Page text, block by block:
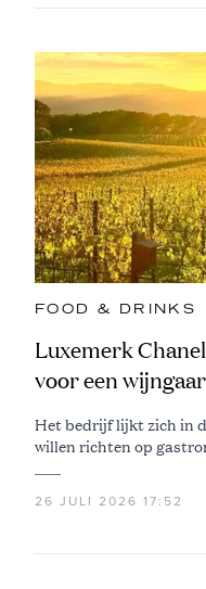
FOOD & DRINKS
Luxemerk
voor een
Het bedrijf lijkt zich in
willen richten op
26 JULI 2026 17:52